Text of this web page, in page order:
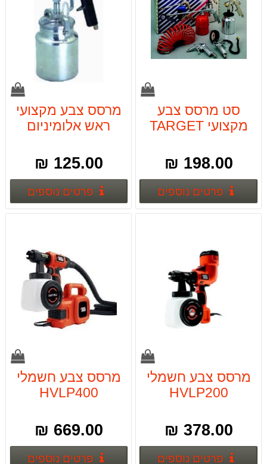
סט מרסס צבע
מקצועי TARGET
198.00 ₪
פרטים נוספיםפרטים נוספים
מרסס צבע מקצועי
ראש אלומיניום
125.00 ₪
פרטים נוספים
מרסס צבע חשמלי
HVLP200
378.00 ₪
פרטים נוספיםפרטים נוספים
מרסס צבע חשמלי
HVLP400
450W
669.00 ₪
פרטים נוספים